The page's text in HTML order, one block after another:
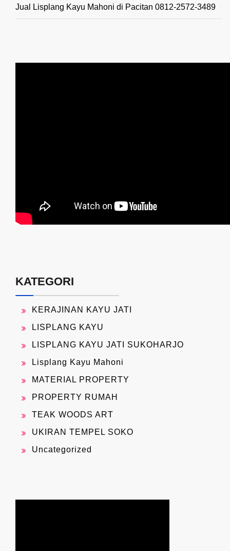
Jual Lisplang Kayu Mahoni di Pacitan 0812-2572-3489
KATEGORI
KERAJINAN KAYU JATI
LISPLANG KAYU
LISPLANG KAYU JATI SUKOHARJO
Lisplang Kayu Mahoni
MATERIAL PROPERTY
PROPERTY RUMAH
TEAK WOODS ART
UKIRAN TEMPEL SOKO
Uncategorized